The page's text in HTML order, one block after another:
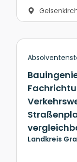
Landkreis